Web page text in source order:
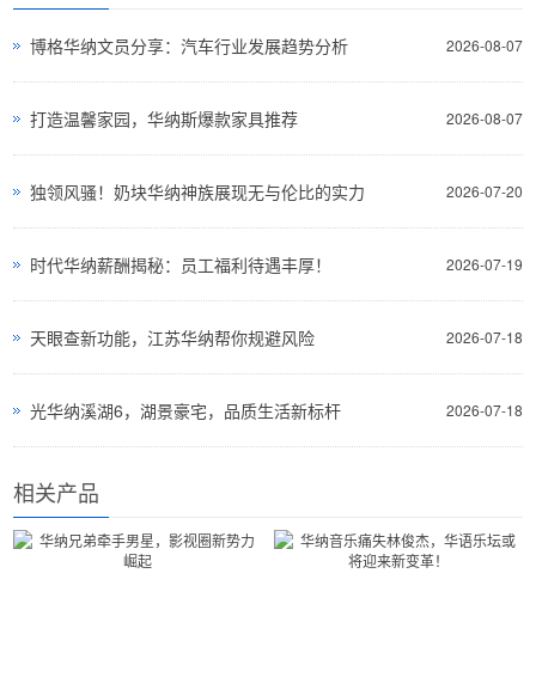
2026-08-07
博格华纳文员分享：汽车行业发展趋势分析
2026-08-07
打造温馨家园，华纳斯爆款家具推荐
2026-07-20
独领风骚！奶块华纳神族展现无与伦比的实力
2026-07-19
时代华纳薪酬揭秘：员工福利待遇丰厚！
2026-07-18
天眼查新功能，江苏华纳帮你规避风险
2026-07-18
光华纳溪湖6，湖景豪宅，品质生活新标杆
相关产品